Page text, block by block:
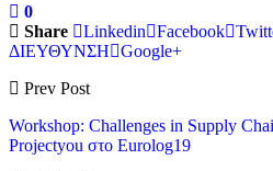
0
Share
Linkedin Facebook
ΔΙΕΥΘΥΝΣΗ
Google+
Prev Post
Workshop: Challenges in Supply
Projectyou στο Eurolog19